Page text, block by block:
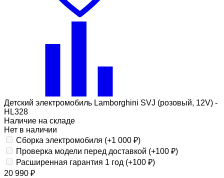
Детский электромобиль Lamborghini SVJ (розовый, 12V) -
HL328
Наличие на складе
Нет в наличии
Сборка электромобиля (+1 000 ₽)
Проверка модели перед доставкой (+100 ₽)
Расширенная гарантия 1 год (+100 ₽)
20 990 ₽